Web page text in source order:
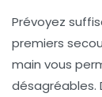
Prévoyez
premiers
main vous
désagréables.